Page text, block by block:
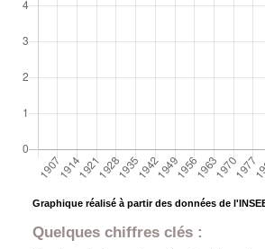
Graphique réalisé à partir des données de
Quelques chiffres clés :